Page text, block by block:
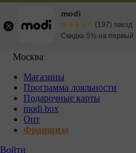
Москва
Магазины
Программа лояльности
Подарочные карты
modi box
Опт
Франшиза
Войти
modi
☆☆☆☆☆
★★★★★ (197) звезд
Скидка 5% на первый